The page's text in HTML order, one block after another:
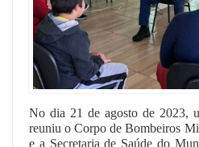
No dia 21 de agosto de 2023,
reuniu o Corpo de Bombeiros
e a Secretaria de Saúde do